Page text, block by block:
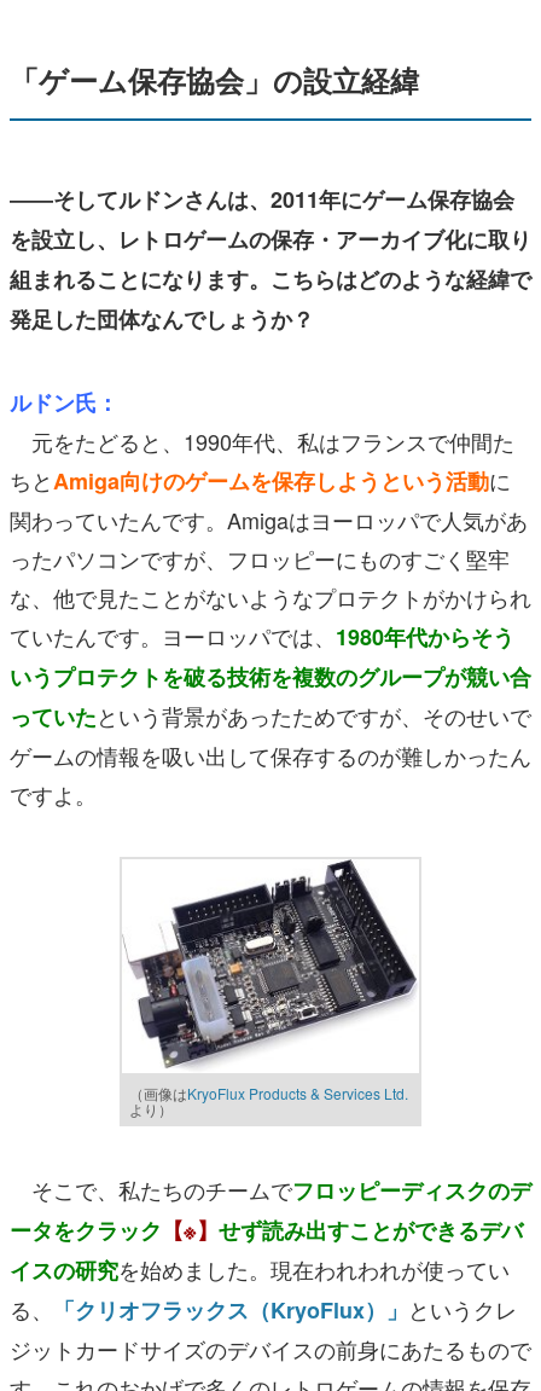
「ゲーム保存協会」の設立経緯
――そしてルドンさんは、2011年にゲーム保存協会
を設立し、レトロゲームの保存・アーカイブ化に取り
組まれることになります。こちらはどのような経緯で
発足した団体なんでしょうか？
ルドン氏：
元をたどると、1990年代、私はフランスで仲間た
ちとAmiga向けのゲームを保存しようという活動に
関わっていたんです。Amigaはヨーロッパで人気があ
ったパソコンですが、フロッピーにものすごく堅牢
な、他で見たことがないようなプロテクトがかけられ
ていたんです。ヨーロッパでは、 1980年代からそう
いうプロテクトを破る技術を複数のグループが競い合
っていたという背景があったためですが、そのせいで
ゲームの情報を吸い出して保存するのが難しかったん
ですよ。
（画像はKryoFlux Products & Services Ltd.
より）
そこで、私たちのチームでフロッピーディスクのデ
ータをクラック 【※】 せず読み出すことができるデバ
イスの研究を始めました。現在われわれが使ってい
る、
「クリオフラックス（KryoFlux）」 というクレ
ジットカードサイズのデバイスの前身にあたるもので